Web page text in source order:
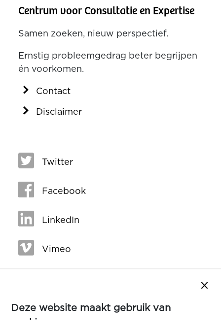
Deze website maakt gebruik van
Sluit
Centrum voor Consultatie en Expertise
Samen zoeken, nieuw perspectief.
Ernstig probleemgedrag beter begrijpen
én voorkomen.
Contact
Disclaimer
Twitter
Facebook
LinkedIn
Vimeo